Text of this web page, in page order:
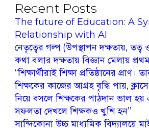
Recent Posts
The future of Education: A
Relationship with AI
নেতৃত্বের গল্প (উপস্থাপন দক্ষতায়, তত্ব
কথা বলার দক্ষতায় বিজ্ঞান মেলায়
‘‘শিক্ষার্থীরাই শিক্ষা প্রতিষ্ঠানের
শিক্ষকের কাজের আগ্রহ বৃদ্ধি পায়,
নিয়ে বসলে শিক্ষকের পাঠদান ভাল হয়
সফলতা দেখলে শিক্ষকও খুশি হন’’
সান্দিকোনা উচ্চ মাধ্যমিক বিদ্যালয়ে